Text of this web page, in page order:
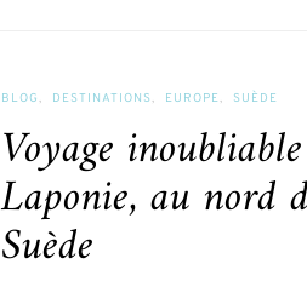
BLOG DESTINATIONS EUROPE SUÈDE
Voyage
Laponie, au nord
Suède